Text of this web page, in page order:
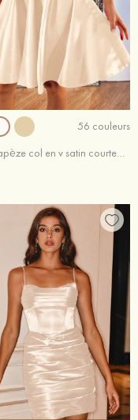
56 couleurs
Robe trapèze col en v satin courte/mini robe de fête de la rentrée